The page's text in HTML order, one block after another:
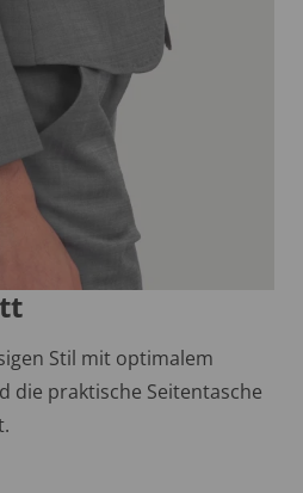
Stil mit optimalem
die praktische Seitentasche